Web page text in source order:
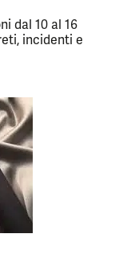
dal 10 al 16
incidenti e